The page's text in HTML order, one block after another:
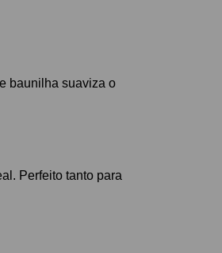
baunilha suaviza o
Perfeito tanto para